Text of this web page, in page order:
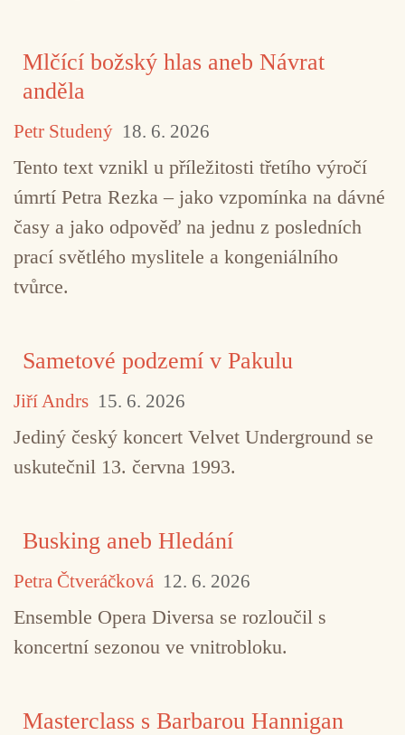
Mlčící božský hlas aneb Návrat
anděla
Petr Studený 18. 6. 2026
Tento text vznikl u příležitosti třetího výročí
úmrtí Petra Rezka – jako vzpomínka na dávné
časy a jako odpověď na jednu z posledních
prací světlého myslitele a kongeniálního
tvůrce.
Sametové podzemí v Pakulu
Jiří Andrs 15. 6. 2026
Jediný český koncert Velvet Underground se
uskutečnil 13. června 1993.
Busking aneb Hledání
Petra Čtveráčková 12. 6. 2026
Ensemble Opera Diversa se rozloučil s
koncertní sezonou ve vnitrobloku.
Masterclass s Barbarou Hannigan